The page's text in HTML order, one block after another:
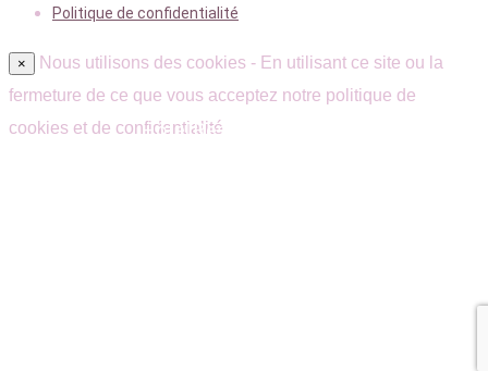
Hôtel Restaurant Quarré-les-Tombes –
Politique de confidentialité
×
Nous utilisons des cookies - En utilisant ce site ou la
fermeture de ce que vous acceptez notre politique de
cookies et de confidentialité